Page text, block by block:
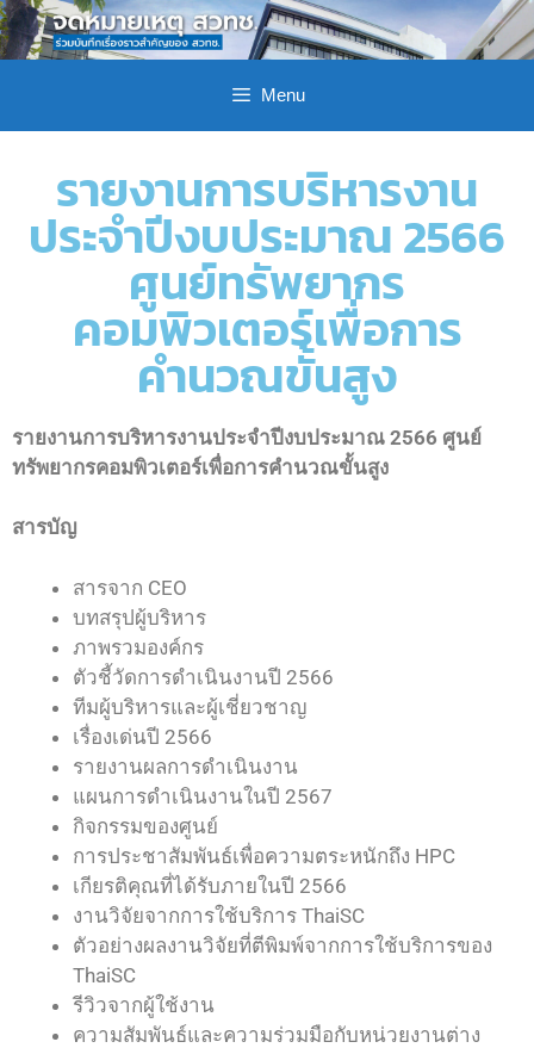
Menu
รายงานการบริหารงาน
ประจำปีงบประมาณ 2566
ศูนย์ทรัพยากร
คอมพิวเตอร์เพื่อการ
คำนวณขั้นสูง
รายงานการบริหารงานประจำปีงบประมาณ 2566 ศูนย์
ทรัพยากรคอมพิวเตอร์เพื่อการคำนวณขั้นสูง
สารบัญ
สารจาก CEO
บทสรุปผู้บริหาร
ภาพรวมองค์กร
ตัวชี้วัดการดำเนินงานปี 2566
ทีมผู้บริหารและผู้เชี่ยวชาญ
เรื่องเด่นปี 2566
รายงานผลการดำเนินงาน
แผนการดำเนินงานในปี 2567
กิจกรรมของศูนย์
การประชาสัมพันธ์เพื่อความตระหนักถึง HPC
เกียรติคุณที่ได้รับภายในปี 2566
งานวิจัยจากการใช้บริการ ThaiSC
ตัวอย่างผลงานวิจัยที่ตีพิมพ์จากการใช้บริการของ
ThaiSC
รีวิวจากผู้ใช้งาน
ความสัมพันธ์และความร่วมมือกับหน่วยงานต่าง